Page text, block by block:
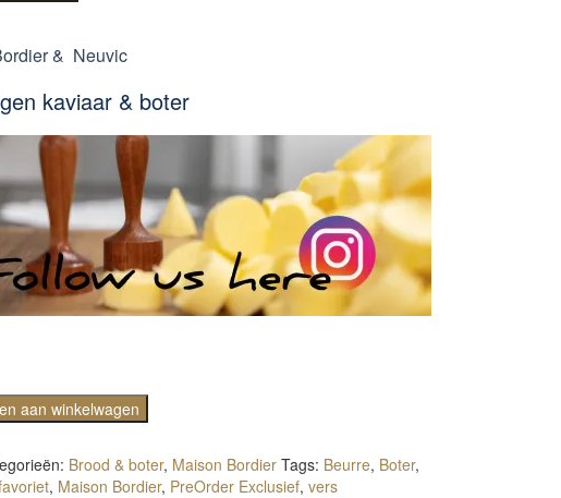
& Neuvic
kaviaar & boter
aan winkelwagen
Brood & boter, Maison Bordier Tags: Beurre, Boter,
, Maison Bordier, PreOrder Exclusief, vers